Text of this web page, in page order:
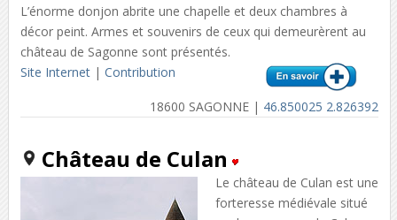
L’énorme donjon abrite une chapelle et deux chambres à
décor peint. Armes et souvenirs de ceux qui demeurèrent au
château de Sagonne sont présentés.
Site Internet| Contribution
18600 SAGONNE | 46.850025 2.826392
Château de Culan
Le château de Culan est une
forteresse médiévale situé